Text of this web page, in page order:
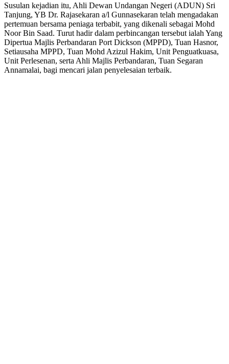
Susulan kejadian itu, Ahli Dewan Undangan Negeri (ADUN) Sri
Tanjung, YB Dr. Rajasekaran a/l Gunnasekaran telah mengadakan
pertemuan bersama peniaga terbabit, yang dikenali sebagai Mohd
Noor Bin Saad. Turut hadir dalam perbincangan tersebut ialah Yang
Dipertua Majlis Perbandaran Port Dickson (MPPD), Tuan Hasnor,
Setiausaha MPPD, Tuan Mohd Azizul Hakim, Unit Penguatkuasa,
Unit Perlesenan, serta Ahli Majlis Perbandaran, Tuan Segaran
Annamalai, bagi mencari jalan penyelesaian terbaik.